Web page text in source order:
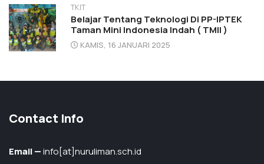
TKIT
Belajar Tentang Teknologi Di PP-IPTEK
Taman Mini Indonesia Indah ( TMII )
KAMIS, 16 JANUARI 2025
Contact Info
Email —info[at]nuruliman.sch.id